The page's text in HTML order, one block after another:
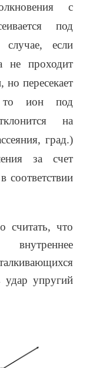
с
под
если
не проходит
но пересекает
то ион под
на
град.)
за счет
соответствии
считать, что
удар упругий